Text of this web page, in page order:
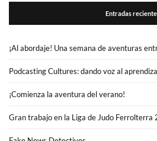
Entradas
¡Al abordaje! Una semana de aventuras
Podcasting Cultures: dando voz al
¡Comienza la aventura del verano!
Gran trabajo en la Liga de Judo Ferrolterra